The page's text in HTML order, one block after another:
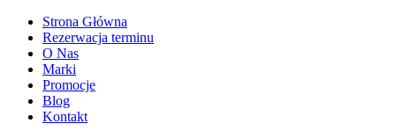
Strona Główna
Rezerwacja terminu
O Nas
Marki
Promocje
Blog
Kontakt